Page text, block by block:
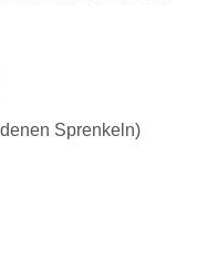
Sprenkeln)